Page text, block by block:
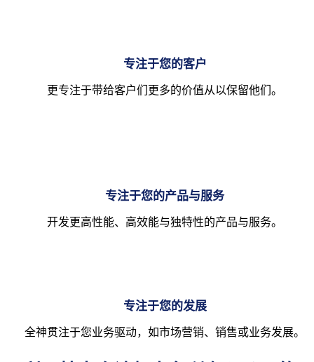
专注于您的客户
更专注于带给客户们更多的价值从以保留他们。
专注于您的产品与服务
开发更高性能、高效能与独特性的产品与服务。
专注于您的发展
全神贯注于您业务驱动，如市场营销、销售或业务发展。